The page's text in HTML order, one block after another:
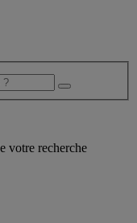
votre recherche